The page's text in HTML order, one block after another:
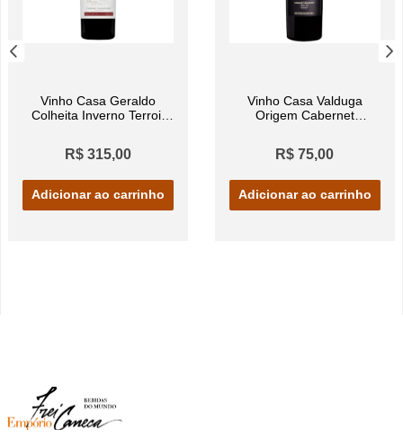
Vinho Casa Geraldo
Colheita Inverno Terroir
R$ 315,00
Adicionar ao carrinho
Vinho Casa Valduga
Origem Cabernet
R$ 75,00
Adicionar ao carrinho